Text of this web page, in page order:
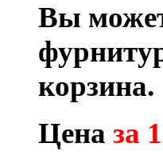
Вы
корзина.
Цена за